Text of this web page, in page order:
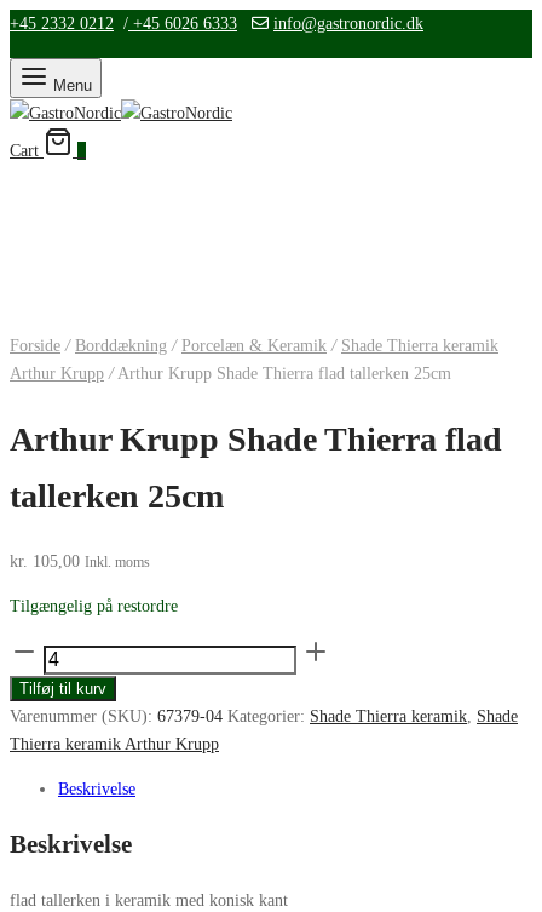
+45 2332 0212 / +45 6026 6333 info@gastronordic.dk
Menu
Cart
Forside / Borddækning / Porcelæn & Keramik / Shade Thierra keramik
Arthur Krupp /Arthur Krupp Shade Thierra flad tallerken 25cm
Arthur Krupp Shade Thierra flad
tallerken 25cm
kr. 105,00 Inkl. moms
Tilgængelig på restordre
Arthur
Krupp
Shade
tallerken
antal
Tilføj til kurv
Varenummer (SKU): 67379-04 Kategorier: Shade Thierra keramik Shade
Thierra keramik Arthur Krupp
Beskrivelse
Beskrivelse
flad tallerken i keramik med konisk kant